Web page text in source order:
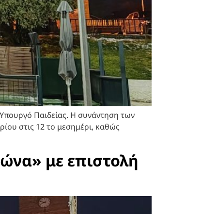
Παιδείας. Η συνάντηση των
στις 12 το μεσημέρι, καθώς
με επιστολή